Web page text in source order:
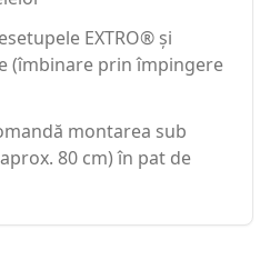
EXTRO® și
(îmbinare prin împingere
montarea sub
80 cm) în pat de